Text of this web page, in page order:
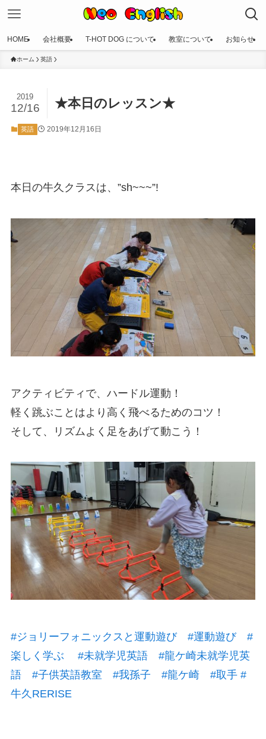
HOME 会社概要 T-HOT DOG について 教室について お知らせ
ホーム 英語
★本日のレッスン★
2019
12/16
英語 2019年12月16日
本日の牛久クラスは、”sh~~~”!
アクティビティで、ハードル運動！
軽く跳ぶことはより高く飛べるためのコツ！
そして、リズムよく足をあげて動こう！
#ジョリーフォニックスと運動遊び #運動遊び
#
楽しく学ぶ
#未就学児英語 #龍ケ崎未就学児英
語
#子供英語教室 #我孫子 #龍ケ崎 #取手 #
牛久RERISE